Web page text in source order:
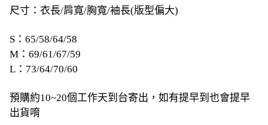
尺寸：衣長/肩寬/胸寬/袖長(版型偏大)
S：65/58/64/58
M：69/61/67/59
L：73/64/70/60
預購約10~20個工作天到台寄出，如有提早到也會提早
出貨唷